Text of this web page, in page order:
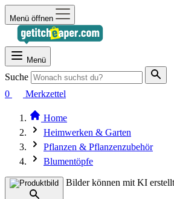
Menü öffnen
Menü
Suche
0
Merkzettel
Home
Heimwerken & Garten
Pflanzen & Pflanzenzubehör
Blumentöpfe
Bilder können mit KI